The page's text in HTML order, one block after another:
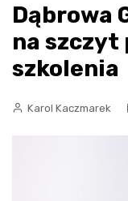
Dąbrowa
na szczyt
szkolenia
Karol Kaczmarek